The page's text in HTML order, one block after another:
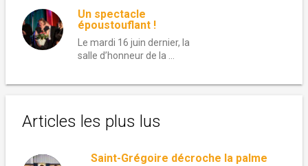
Un spectacle
époustouflant !
Le mardi 16 juin dernier, la
salle d’honneur de la …
Articles les plus lus
Saint-Grégoire décroche la palme